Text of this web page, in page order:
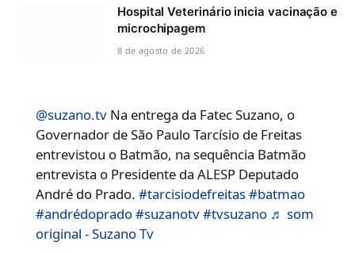
Hospital Veterinário inicia vacinação e
microchipagem
8 de agosto de 2026
@suzano.tv Na entrega da Fatec Suzano, o
Governador de São Paulo Tarcísio de Freitas
entrevistou o Batmão, na sequência Batmão
entrevista o Presidente da ALESP Deputado
André do Prado.#tarcisiodefreitas#batmao
#andrédoprado#suzanotv#tvsuzano ♬ som
original - Suzano Tv